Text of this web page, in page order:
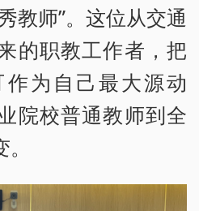
教师”。这位从交通
的职教工作者，把
为自己最大源动
院校普通教师到全